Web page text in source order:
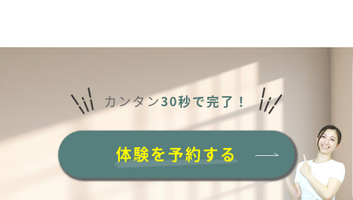
カンタン30秒で完了！
体験を予約する